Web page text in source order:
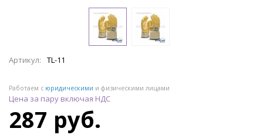
Артикул: TL-11
Работаем с юридическими и физическими лицами
Цена за пару включая НДС
287 руб.